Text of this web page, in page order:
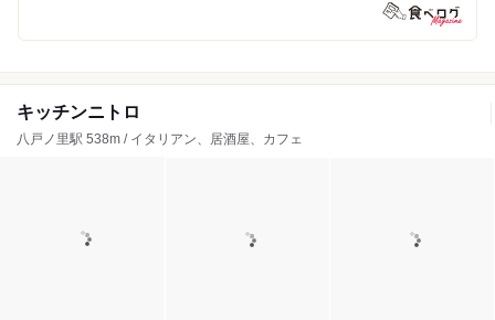
キッチンニトロ
八戸ノ里駅 538m / イタリアン、居酒屋、カフェ